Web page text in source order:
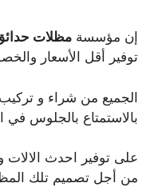
إن مؤسسة مظلات حدائق
توفير أقل الأسعار
الجميع من شراء و تركيب
بالاستمتاع بالجلوس
على توفير احدث الالات
من أجل تصميم تلك